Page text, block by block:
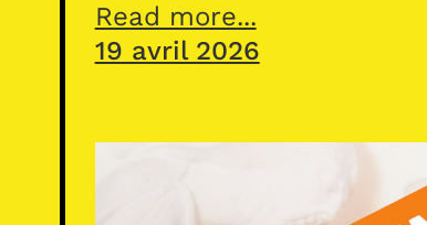
Read more...
19 avril 2026